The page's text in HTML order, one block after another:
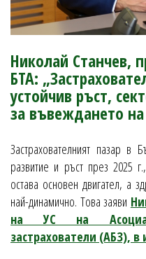
Николай Станчев,
БТА:
устойчив ръст,
за въвеждането
Застрахователният пазар в
развитие и ръст през 2025
остава основен двигател, а
най-динамично. Това заяви
на УС на
застрахователи (АБЗ),